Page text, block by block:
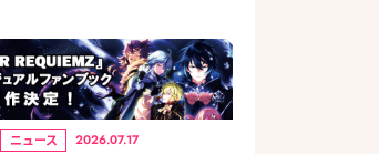
ニュース 2026.07.17